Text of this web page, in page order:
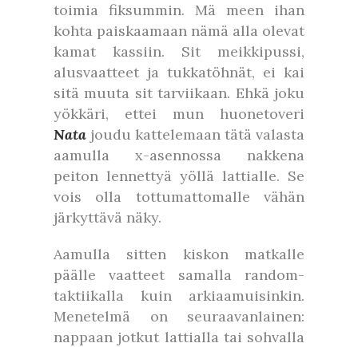
toimia fiksummin. Mä meen ihan
kohta paiskaamaan nämä alla olevat
kamat kassiin. Sit meikkipussi,
alusvaatteet ja tukkatöhnät, ei kai
sitä muuta sit tarviikaan. Ehkä joku
yökkäri, ettei mun huonetoveri
Nata joudu kattelemaan tätä valasta
aamulla x-asennossa nakkena
peiton lennettyä yöllä lattialle. Se
vois olla tottumattomalle vähän
järkyttävä näky.
Aamulla sitten kiskon matkalle
päälle vaatteet samalla random-
taktiikalla kuin arkiaamuisinkin.
Menetelmä on seuraavanlainen:
nappaan jotkut lattialla tai sohvalla